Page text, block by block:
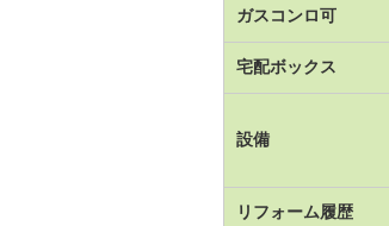
ガスコンロ可
宅配ボックス
設備
リフォーム履歴